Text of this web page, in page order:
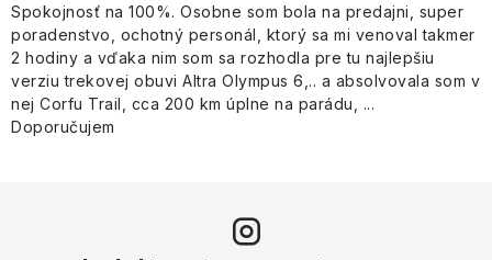
Spokojnosť na 100%. Osobne som bola na predajni, super
poradenstvo, ochotný personál, ktorý sa mi venoval takmer
2 hodiny a vďaka nim som sa rozhodla pre tu najlepšiu
verziu trekovej obuvi Altra Olympus 6,.. a absolvovala som v
nej Corfu Trail, cca 200 km úplne na parádu, ...
Doporučujem